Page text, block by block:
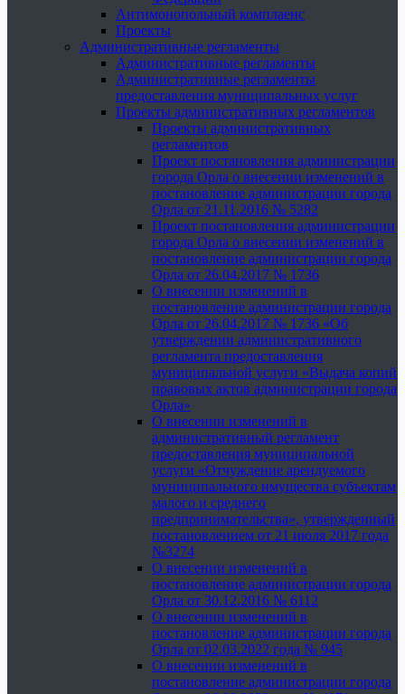
Антимонопольный комплаенс
Проекты
Административные регламенты
Административные регламенты
Административные регламенты
предоставления муниципальных услуг
Проекты административных регламентов
Проекты административных
регламентов
Проект постановления администрации
города Орла о внесении изменений в
постановление администрации города
Орла от 21.11.2016 № 5282
Проект постановления администрации
города Орла о внесении изменений в
постановление администрации города
Орла от 26.04.2017 № 1736
О внесении изменений в
постановление администрации города
Орла от 26.04.2017 № 1736 «Об
утверждении административного
регламента предоставления
муниципальной услуги «Выдача копий
правовых актов администрации города
Орла»
О внесении изменений в
административный регламент
предоставления муниципальной
услуги «Отчуждение арендуемого
муниципального имущества субъектам
малого и среднего
предпринимательства», утвержденный
постановлением от 21 июля 2017 года
№3274
О внесении изменений в
постановление администрации города
Орла от 30.12.2016 № 6112
О внесении изменений в
постановление администрации города
Орла от 02.03.2022 года № 945
О внесении изменений в
постановление администрации города